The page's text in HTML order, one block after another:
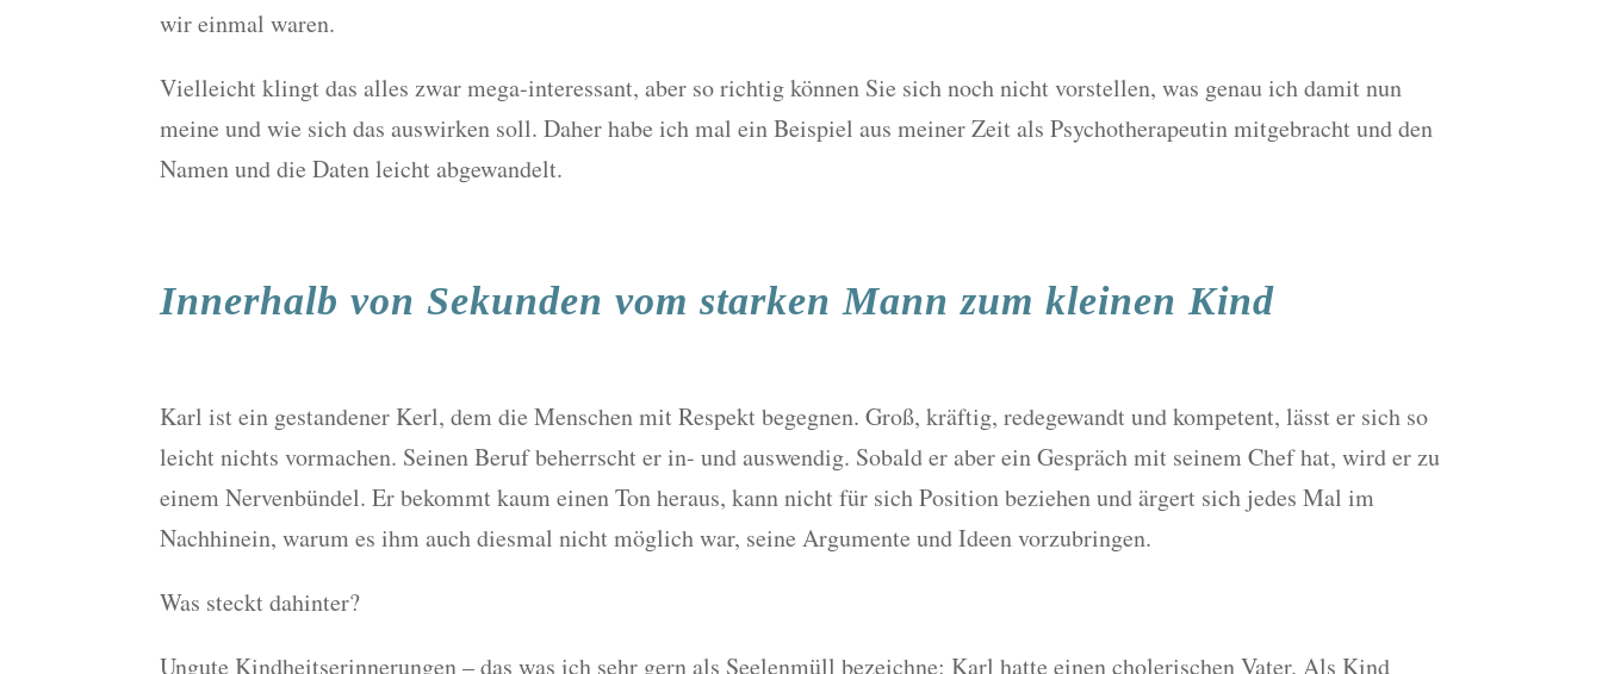
wir einmal waren.
Vielleicht klingt das alles zwar mega-interessant, aber so richtig können Sie sich noch nicht vorstellen, was genau ich damit nun
meine und wie sich das auswirken soll. Daher habe ich mal ein Beispiel aus meiner Zeit als Psychotherapeutin mitgebracht und den
Namen und die Daten leicht abgewandelt.
Innerhalb von Sekunden vom starken Mann zum kleinen Kind
Karl ist ein gestandener Kerl, dem die Menschen mit Respekt begegnen. Groß, kräftig, redegewandt und kompetent, lässt er sich so
leicht nichts vormachen. Seinen Beruf beherrscht er in- und auswendig. Sobald er aber ein Gespräch mit seinem Chef hat, wird er zu
einem Nervenbündel. Er bekommt kaum einen Ton heraus, kann nicht für sich Position beziehen und ärgert sich jedes Mal im
Nachhinein, warum es ihm auch diesmal nicht möglich war, seine Argumente und Ideen vorzubringen.
Was steckt dahinter?
Ungute Kindheitserinnerungen – das was ich sehr gern als Seelenmüll bezeichne: Karl hatte einen cholerischen Vater. Als Kind